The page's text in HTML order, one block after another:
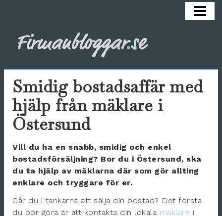
HÄLSA
KARRIÄR
REKRYTERA
Smidig bostadsaffär med
hjälp från mäklare i
Östersund
Vill du ha en snabb, smidig och enkel
bostadsförsäljning? Bor du i Östersund, ska
du ta hjälp av mäklarna där som gör allting
enklare och tryggare för er.
Går du i tankarna att sälja din bostad? Det första
du bör göra är att kontakta din lokala mäklare i